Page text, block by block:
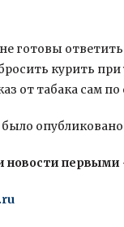
готовы
курить при
от табака сам
новости